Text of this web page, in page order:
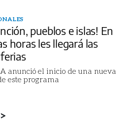
pueblos e islas! En
horas les llegará las
anunció el inicio de una nueva
este programa
>